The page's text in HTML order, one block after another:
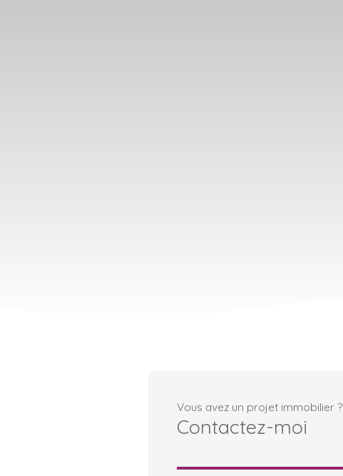
Vous avez un projet immobilier ?
Contactez-moi